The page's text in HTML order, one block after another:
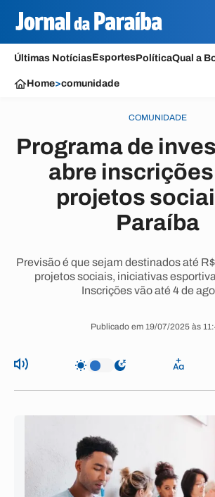
Últimas NotíciasEsportesPolíticaQual a
Home>comunidade
COMUNIDADE
Programa de
abre
projetos
Paraíba
Previsão é que sejam destinados até
projetos sociais, iniciativas
Inscrições vão até 4 de
Publicado em 19/07/2025 às